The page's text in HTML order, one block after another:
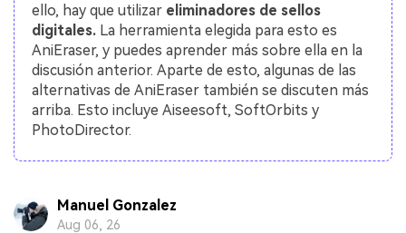
ello, hay que utilizar eliminadores de sellos
digitales. La herramienta elegida para esto es
AniEraser, y puedes aprender más sobre ella en la
discusión anterior. Aparte de esto, algunas de las
alternativas de AniEraser también se discuten más
arriba. Esto incluye Aiseesoft, SoftOrbits y
PhotoDirector.
Manuel Gonzalez
Aug 06, 26